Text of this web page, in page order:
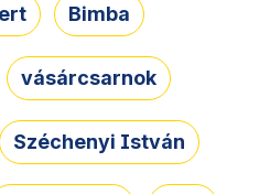
Bimba
vásárcsarnok
Széchenyi István